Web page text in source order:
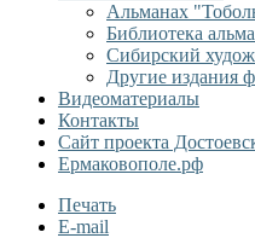
Альманах
Библиотека
Сибирский
Другие издания
Видеоматериалы
Контакты
Сайт проекта
Ермаковополе.рф
Печать
E-mail